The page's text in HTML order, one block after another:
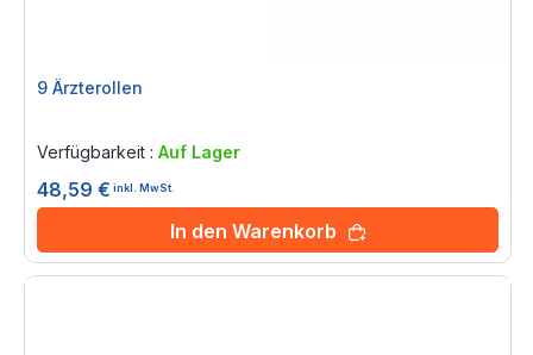
9 Ärzterollen
Verfügbarkeit : Auf Lager
48,59 € inkl. MwSt.
In den Warenkorb